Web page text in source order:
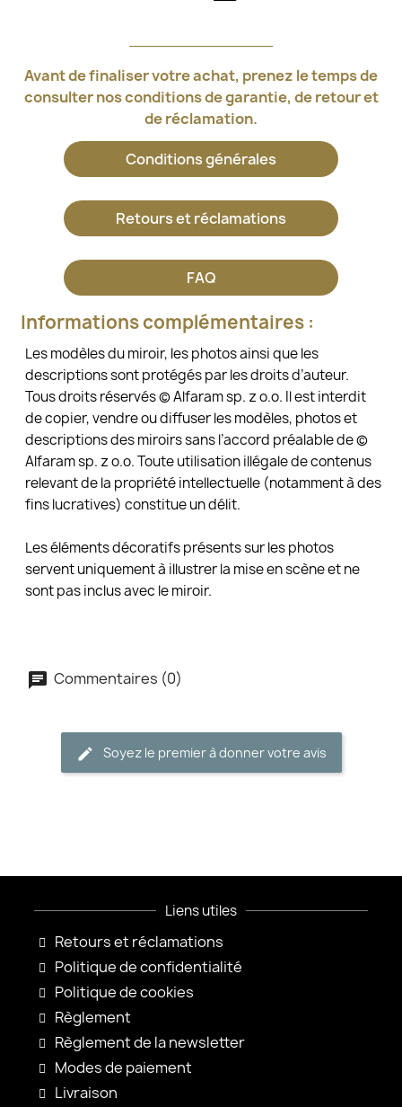
Avant de finaliser votre achat, prenez le temps de
consulter nos conditions de garantie, de retour et
de réclamation.
Conditions générales
Retours et réclamations
FAQ
Informations complémentaires :
Les modèles du miroir, les photos ainsi que les
descriptions sont protégés par les droits d’auteur.
Tous droits réservés © Alfaram sp. z o.o. Il est interdit
de copier, vendre ou diffuser les modèles, photos et
descriptions des miroirs sans l’accord préalable de ©
Alfaram sp. z o.o. Toute utilisation illégale de contenus
relevant de la propriété intellectuelle (notamment à des
fins lucratives) constitue un délit.
Les éléments décoratifs présents sur les photos
servent uniquement à illustrer la mise en scène et ne
sont pas inclus avec le miroir.
Commentaires (0)
Soyez le premier à donner votre avis
Liens utiles
Retours et réclamations
Politique de confidentialité
Politique de cookies
Règlement
Règlement de la newsletter
Modes de paiement
Livraison